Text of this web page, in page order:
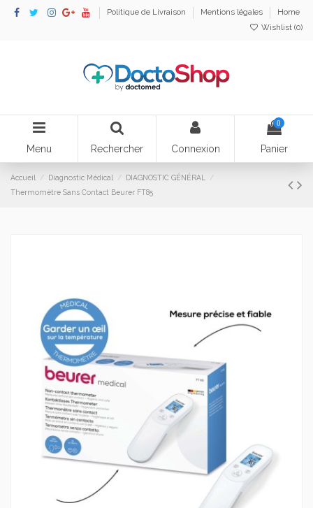
Politique de Livraison Mentions légales
Home
Wishlist (0)
Menu Rechercher Connexion
0
Panier
Accueil Diagnostic Médical
DIAGNOSTIC GÉNÉRAL
Thermomètre Sans Contact Beurer FT85